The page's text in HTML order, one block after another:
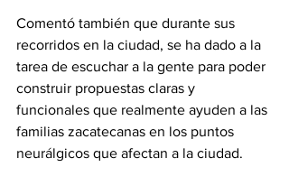
Comentó también que durante sus
recorridos en la ciudad, se ha dado a la
tarea de escuchar a la gente para poder
construir propuestas claras y
funcionales que realmente ayuden a las
familias zacatecanas en los puntos
neurálgicos que afectan a la ciudad.